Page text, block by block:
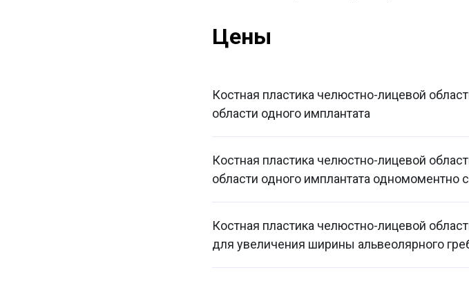
Цены
Костная пластика челюстно-лицевой
области одного имплантата
Костная пластика челюстно-лицевой
области одного имплантата одномоментно
Костная пластика челюстно-лицевой
для увеличения ширины альвеолярного